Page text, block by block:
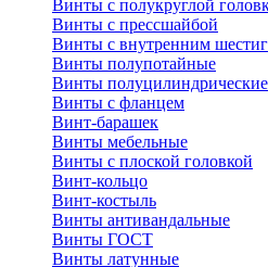
Винты с полукруглой
Винты с прессшайбой
Винты с внутренним
Винты полупотайные
Винты полуцилиндрические
Винты с фланцем
Винт-барашек
Винты мебельные
Винты с плоской головкой
Винт-кольцо
Винт-костыль
Винты антивандальные
Винты ГОСТ
Винты латунные